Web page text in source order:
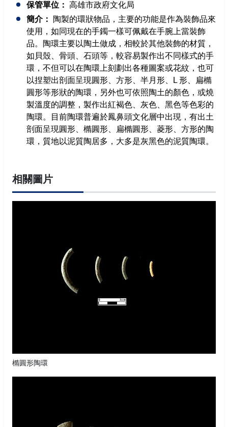
監管保護報告
成果報告書
相關法規
網站導覽
回首頁
高雄市政府
高雄市文化局
保管單位： 高雄市政府文化局
簡介：
陶製的環狀物品，主要的功能是作為裝飾品來
使用，如同現在的手鐲一樣可佩戴在手腕上當裝飾
品。陶環主要以陶土做成，相較於其他裝飾的材質，
如貝殼、骨頭、石頭等，較容易製作出不同樣式的手
環，不但可以在陶環上刻劃出各種圖案或花紋，也可
以捏塑出剖面呈現圓形、方形、半月形、L 形、扁橢
圓形等形狀的陶環，另外也可依照陶土的顏色，或燒
製溫度的調整，製作出紅褐色、灰色、黑色等色彩的
陶環。目前陶環普遍於鳳鼻頭文化層中出現，有出土
剖面呈現圓形、橢圓形、扁橢圓形、菱形、方形的陶
環，質地以泥質陶居多，大多是灰黑色的泥質陶環。
相關圖片
橢圓形陶環